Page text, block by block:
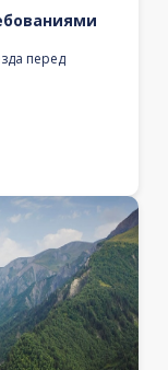
перед